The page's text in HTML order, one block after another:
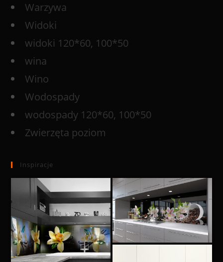
Warzywa
Widoki
widoki 120*60, 100*50
wina
Wino
Wodospady
wodospady 120*60, 100*50
Zwierzęta poziom
Inspiracje